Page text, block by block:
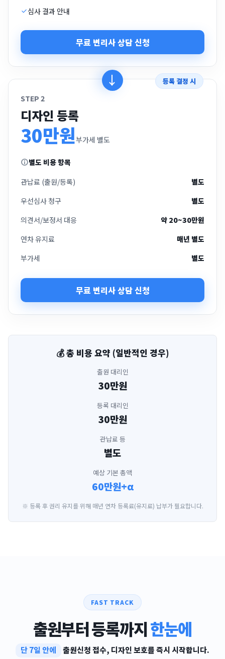
심사 결과 안내
무료 변리사 상담 신청
등록 결정 시
STEP 2
디자인 등록
30만원부가세 별도
별도 비용 항목
관납료 (출원/등록)
별도
우선심사 청구
별도
의견서/보정서 대응
약 20~30만원
연차 유지료
매년 별도
부가세
별도
무료 변리사 상담 신청
💰 총 비용 요약 (일반적인 경우)
출원 대리인
30만원
등록 대리인
30만원
관납료 등
별도
예상 기본 총액
60만원+α
※ 등록 후 권리 유지를 위해 매년 연차 등록료(유지료) 납부가 필요합니다.
FAST TRACK
출원부터 등록까지한눈에
단 7일 안에 출원신청 접수, 디자인 보호를 즉시 시작합니다.